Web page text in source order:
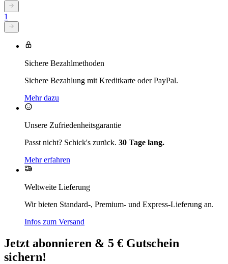
1
Sichere Bezahlmethoden
Sichere Bezahlung mit Kreditkarte oder PayPal.
Mehr dazu
Unsere Zufriedenheitsgarantie
Passt nicht? Schick's zurück. 30 Tage lang.
Mehr erfahren
Weltweite Lieferung
Wir bieten Standard-, Premium- und Express-Lieferung an.
Infos zum Versand
Jetzt abonnieren & 5 € Gutschein
sichern!